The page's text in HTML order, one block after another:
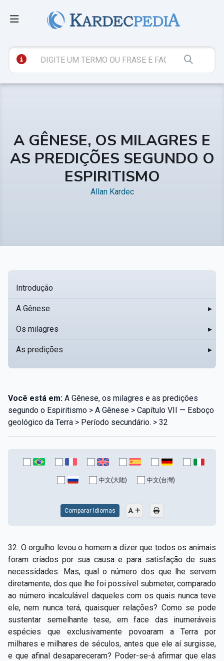
A GÊNESE, OS MILAGRES E
AS PREDIÇÕES SEGUNDO O
ESPIRITISMO
Allan Kardec
Introdução
A Gênese ▸
Os milagres ▸
As predições ▸
Você está em: A Gênese, os milagres e as predições
segundo o Espiritismo > A Gênese > Capítulo VII — Esboço
geológico da Terra > Período secundário. > 32
中文(大陆) 中文(台灣)
Comparar Idiomas
32. O orgulho levou o homem a dizer que todos os animais
foram criados por sua causa e para satisfação de suas
necessidades. Mas, qual o número dos que lhe servem
diretamente, dos que lhe foi possível submeter, comparado
ao número incalculável daqueles com os quais nunca teve
ele, nem nunca terá, quaisquer relações? Como se pode
sustentar semelhante tese, em face das inumeráveis
espécies que exclusivamente povoaram a Terra por
milhares e milhares de séculos, antes que ele aí surgisse,
e que afinal desapareceram? Poder-­se­-á afirmar que elas